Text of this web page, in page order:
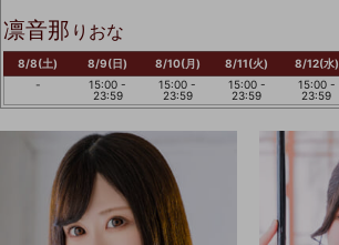
凛音那 りおな
8/8(土)
-
8/9(日)
15:00 -
23:59
8/10(月)
15:00 -
23:59
8/11(火)
15:00 -
23:59
8/12(水)
15:00 -
23:59